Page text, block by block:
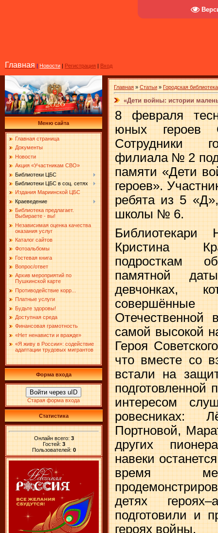
Главная | Новости | Регистрация | Вход
Меню сайта
Главная страница
Документы
Новости
Акция «Участникам СВО»
Библиотеки ЦБС
Библиотеки ЦБС в соц. сетях
Издания Мариинской ЦБС
Краеведение
Библиотека предлагает.
Выбираете - вы!
Независимая оценка качества
оказания услуг
Каталог сайтов
Фотоальбомы
Гостевая книга
Вопрос/ответ
Архив мероприятий по
Пушкинской карте
Противодействие корр...
Платные услуги
Будьте здоровы!
Доступная среда
Финансовая грамотность
«Нет ненависти и вражде»
«Я живу в России»: содействие
адаптации трудовых мигрантов
Форма входа
Войти через uID
Старая форма входа
Статистика
Онлайн всего: 3
Гостей: 3
Пользователей: 0
Главная » Статьи » Городская
«Дети войны: истории
8 февраля
юных героев
Сотрудники
филиала № 2
памяти «Дети
героев».
ребята из 5
школы № 6.
Библиотекари
Кристина
подросткам
памятной
девчонках,
Отечественной
самой высокой
Героя
что вместе со
встали на
подготовленной
интересом
ровесниках:
Портновой,
других
навеки
время
детях
подготовили и
героях войны.